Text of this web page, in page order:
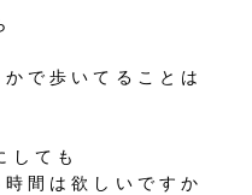
で歩いてることは
しても
間は欲しいですか